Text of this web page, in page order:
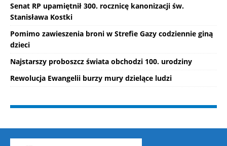
Senat RP upamiętnił 300. rocznicę kanonizacji św.
Stanisława Kostki
Pomimo zawieszenia broni w Strefie Gazy codziennie giną
dzieci
Najstarszy proboszcz świata obchodzi 100. urodziny
Rewolucja Ewangelii burzy mury dzielące ludzi